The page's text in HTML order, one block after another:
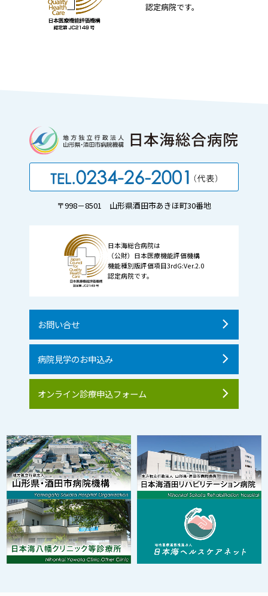
認定病院です。
〒998－8501 山形県酒田市あきほ町30番地
日本海総合病院は
（公財）日本医療機能評価機構
機能種別版評価項目3rdG:Ver.2.0
認定病院です。
お問い合せ
病院見学のお申込み
オンライン診療申込フォーム